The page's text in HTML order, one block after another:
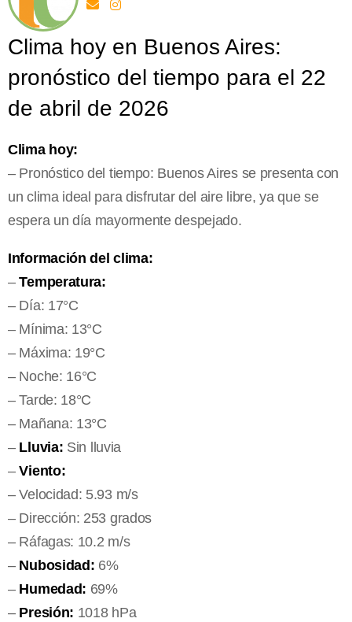
Clima hoy en Buenos Aires:
pronóstico del tiempo para el 22
de abril de 2026
Clima hoy:
– Pronóstico del tiempo: Buenos Aires se presenta con
un clima ideal para disfrutar del aire libre, ya que se
espera un día mayormente despejado.
Información del clima:
–Temperatura:
– Día: 17°C
– Mínima: 13°C
– Máxima: 19°C
– Noche: 16°C
– Tarde: 18°C
– Mañana: 13°C
– Lluvia: Sin lluvia
–Viento:
– Velocidad: 5.93 m/s
– Dirección: 253 grados
– Ráfagas: 10.2 m/s
– Nubosidad: 6%
– Humedad: 69%
– Presión: 1018 hPa